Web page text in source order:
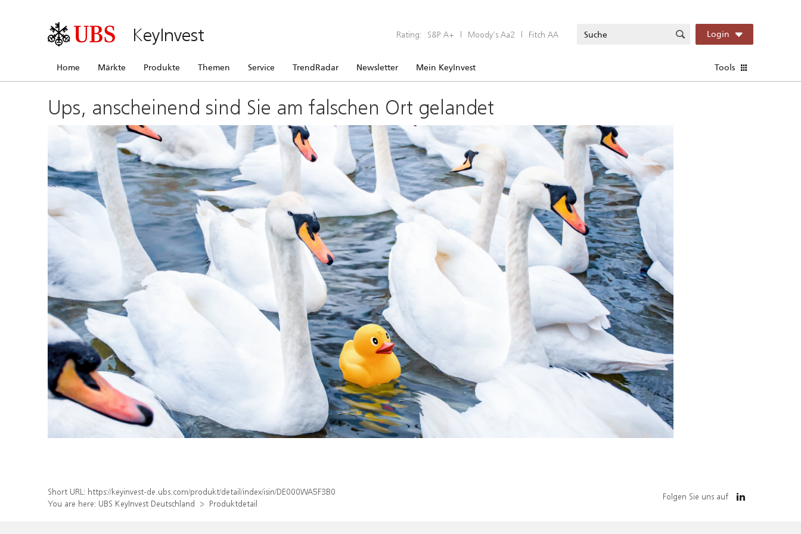
KeyInvest Rating: S&P A+ | Moody’s Aa2 | Fitch AA Login
Home Märkte Produkte Themen Service TrendRadar Newsletter Mein KeyInvest Tools
Ups, anscheinend sind Sie am falschen Ort gelandet
Short URL: https://keyinvest-de.ubs.com/produkt/detail/index/isin/DE000WA5F3B0
You are here: UBS KeyInvest Deutschland Produktdetail
Folgen Sie uns auf